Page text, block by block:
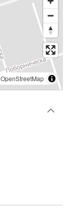
OpenStreetMap